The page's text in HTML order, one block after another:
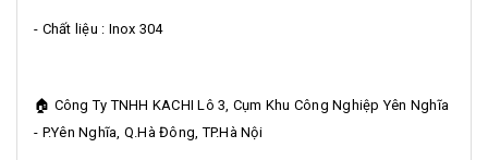
- Chất liệu : Inox 304
🏠 Công Ty TNHH KACHI Lô 3, Cụm Khu Công Nghiệp Yên Nghĩa
- P.Yên Nghĩa, Q.Hà Đông, TP.Hà Nội